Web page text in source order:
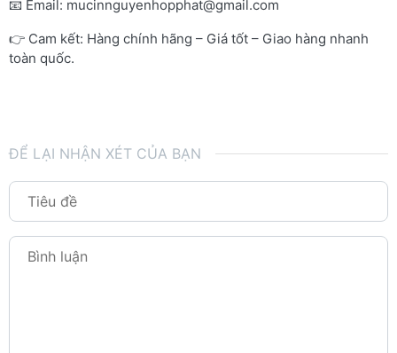
📧 Email: mucinnguyenhopphat@gmail.com
👉 Cam kết: Hàng chính hãng – Giá tốt – Giao hàng nhanh
toàn quốc.
ĐỂ LẠI NHẬN XÉT CỦA BẠN